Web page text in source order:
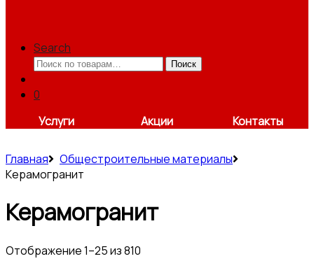
Search
Искать:
Поиск
0
Услуги
Акции Контакты
Главная
Общестроительные материалы
Керамогранит
Керамогранит
Отображение 1–25 из 810